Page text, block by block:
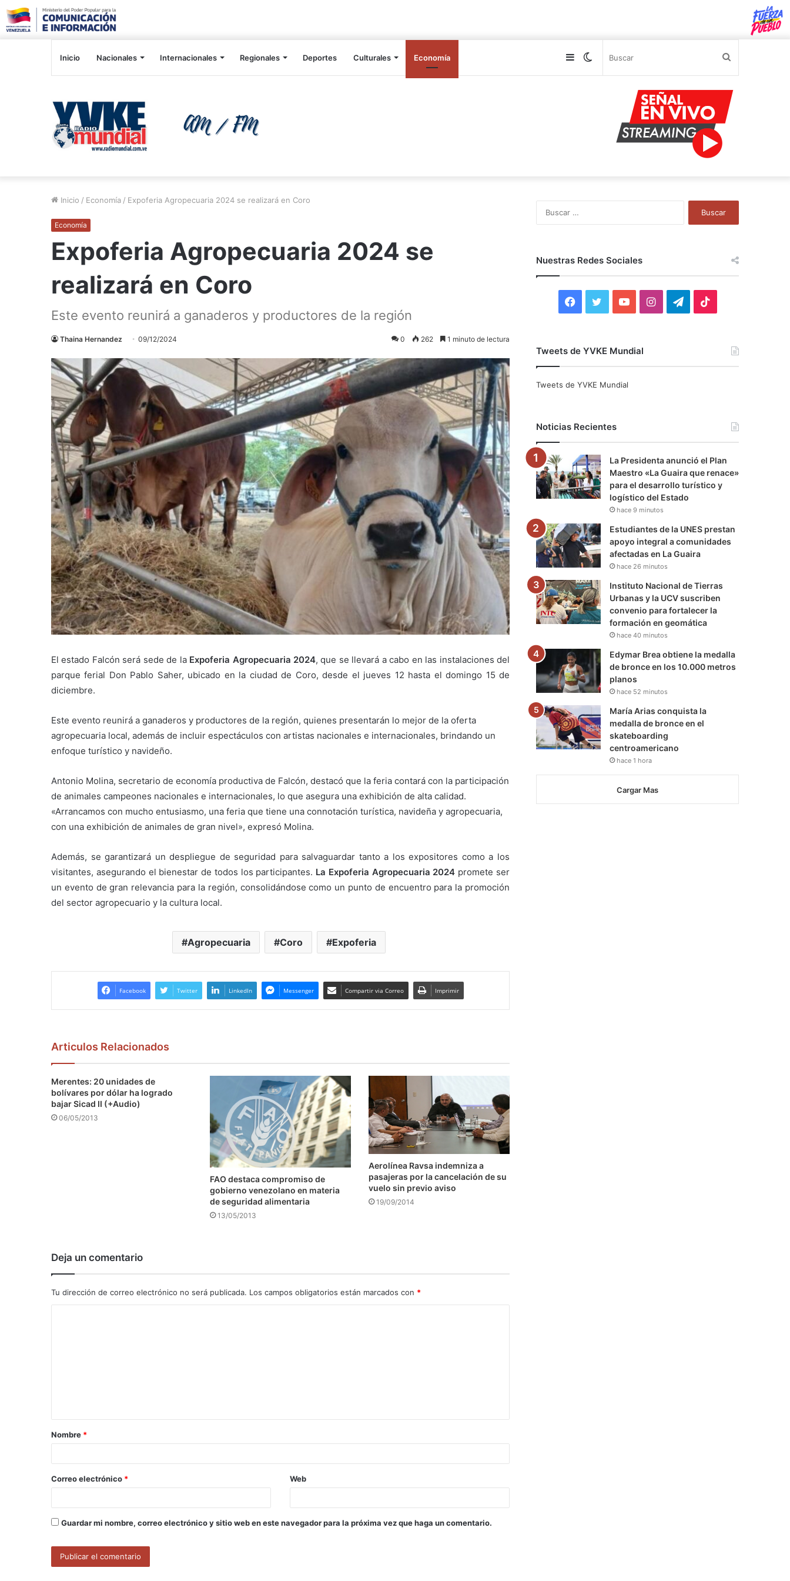
Inicio Nacionales Internacionales Regionales Deportes Culturales Economía Switch
Sidebar
Inicio / Economía / Expoferia Agropecuaria 2024 se realizará en Coro
Economía
Expoferia Agropecuaria 2024 se
realizará en Coro
Este evento reunirá a ganaderos y productores de la región
Thaina Hernandez 09/12/2024 0 262 1 minuto de lectura
El estado Falcón será sede de la Expoferia Agropecuaria 2024, que se llevará a cabo en las instalaciones del
parque ferial Don Pablo Saher, ubicado en la ciudad de Coro, desde el jueves 12 hasta el domingo 15 de
diciembre.
Este evento reunirá a ganaderos y productores de la región, quienes presentarán lo mejor de la oferta
agropecuaria local, además de incluir espectáculos con artistas nacionales e internacionales, brindando un
enfoque turístico y navideño.
Antonio Molina, secretario de economía productiva de Falcón, destacó que la feria contará con la participación
de animales campeones nacionales e internacionales, lo que asegura una exhibición de alta calidad.
«Arrancamos con mucho entusiasmo, una feria que tiene una connotación turística, navideña y agropecuaria,
con una exhibición de animales de gran nivel», expresó Molina.
Además, se garantizará un despliegue de seguridad para salvaguardar tanto a los expositores como a los
visitantes, asegurando el bienestar de todos los participantes. La Expoferia Agropecuaria 2024 promete ser
un evento de gran relevancia para la región, consolidándose como un punto de encuentro para la promoción
del sector agropecuario y la cultura local.
Agropecuaria Coro Expoferia
Facebook Twitter LinkedIn Messenger Compartir via Correo Imprimir
Articulos Relacionados
Merentes: 20 unidades de
bolívares por dólar ha logrado
bajar Sicad II (+Audio)
06/05/2013
FAO destaca compromiso de
gobierno venezolano en materia
de seguridad alimentaria
13/05/2013
Aerolínea Ravsa indemniza a
pasajeras por la cancelación de su
vuelo sin previo aviso
19/09/2014
Deja un comentario
Tu dirección de correo electrónico no será publicada. Los campos obligatorios están marcados con *
a
r
*
Nombre *
Correo electrónico * Web
Guardar mi nombre, correo electrónico y sitio web en este navegador para la próxima vez que haga un comentario.
Nuestras Redes Sociales
F
c
o
k
i
r
Y
u
e
I
r
a
m
T
a
m
Tweets de YVKE Mundial
Tweets de YVKE Mundial
Noticias Recientes
La Presidenta anunció el Plan
Maestro «La Guaira que renace»
para el desarrollo turístico y
logístico del Estado
hace 9 minutos
Estudiantes de la UNES prestan
apoyo integral a comunidades
afectadas en La Guaira
hace 26 minutos
Instituto Nacional de Tierras
Urbanas y la UCV suscriben
convenio para fortalecer la
formación en geomática
hace 40 minutos
Edymar Brea obtiene la medalla
de bronce en los 10.000 metros
planos
hace 52 minutos
María Arias conquista la
medalla de bronce en el
skateboarding
centroamericano
hace 1 hora
Cargar Mas